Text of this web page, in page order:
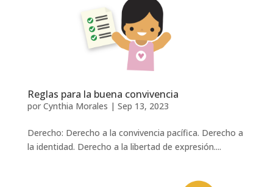
Reglas para la buena convivencia
por Cynthia Morales | Sep 13, 2023
Derecho: Derecho a la convivencia pacífica. Derecho a
la identidad. Derecho a la libertad de expresión....